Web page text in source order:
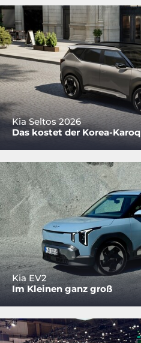
Kia Seltos 2026
Das kostet der Korea-Karoq
Kia EV2
Im Kleinen ganz groß